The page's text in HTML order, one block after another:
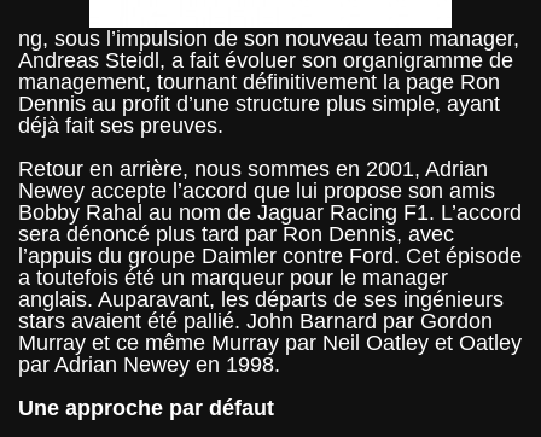
ng, sous l’impulsion de son nouveau team manager,
Andreas Steidl, a fait évoluer son organigramme de
management, tournant définitivement la page Ron
Dennis au profit d’une structure plus simple, ayant
déjà fait ses preuves.
Retour en arrière, nous sommes en 2001, Adrian
Newey accepte l’accord que lui propose son amis
Bobby Rahal au nom de Jaguar Racing F1. L’accord
sera dénoncé plus tard par Ron Dennis, avec
l’appuis du groupe Daimler contre Ford. Cet épisode
a toutefois été un marqueur pour le manager
anglais. Auparavant, les départs de ses ingénieurs
stars avaient été pallié. John Barnard par Gordon
Murray et ce même Murray par Neil Oatley et Oatley
par Adrian Newey en 1998.
Une approche par défaut